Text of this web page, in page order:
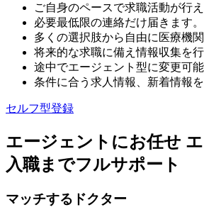
ご自身のペースで求職活動が行え
必要最低限の連絡だけ届きます。
多くの選択肢から自由に医療機関
将来的な求職に備え情報収集を行
途中でエージェント型に変更可能
条件に合う求人情報、新着情報を
セルフ型登録
エージェントにお任せ
入職までフルサポート
マッチするドクター